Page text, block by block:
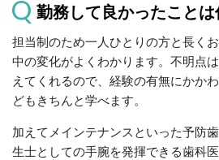
勤務して良かったことは
担当制のため一人ひとりの方と長く
中の変化がよくわかります。不明点
えてくれるので、経験の有無にかか
どもきちんと学べます。
加えてメインテナンスといった予防
生士としての手腕を発揮できる歯科医